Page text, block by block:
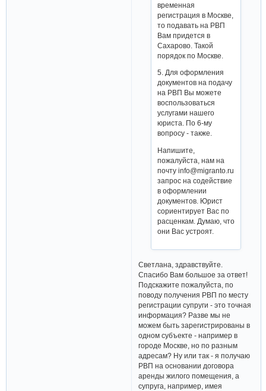
временная
регистрация в Москве,
то подавать на РВП
Вам придется в
Сахарово. Такой
порядок по Москве.
5. Для оформления
документов на подачу
на РВП Вы можете
воспользоваться
услугами нашего
юриста. По 6-му
вопросу - также.
Напишите,
пожалуйста, нам на
почту info@migranto.ru
запрос на содействие
в оформлении
документов. Юрист
сориентирует Вас по
расценкам. Думаю, что
они Вас устроят.
Светлана, здравствуйте.
Спасибо Вам большое за ответ!
Подскажите пожалуйста, по
поводу получения РВП по месту
регистрации супруги - это точная
информация? Разве мы не
можем быть зарегистрированы в
одном субъекте - например в
городе Москве, но по разным
адресам? Ну или так - я получаю
РВП на основании договора
аренды жилого помещения, а
супруга, например, имея